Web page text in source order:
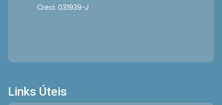
Creci: 031939-J
Links Úteis